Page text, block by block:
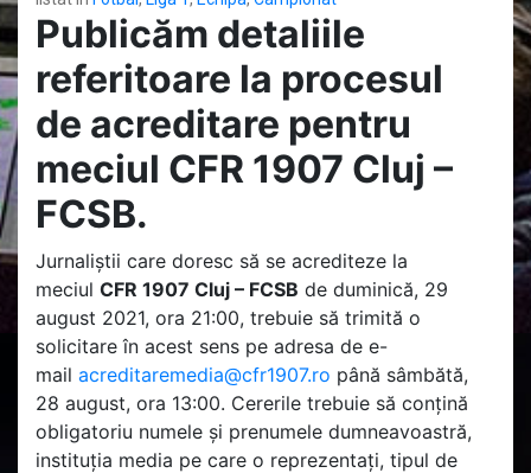
Publicăm detaliile
referitoare la procesul
de acreditare pentru
meciul CFR 1907 Cluj –
FCSB.
Jurnaliștii care doresc să se acrediteze la
meciul CFR 1907 Cluj – FCSB de duminică, 29
august 2021, ora 21:00, trebuie să trimită o
solicitare în acest sens pe adresa de e-
mail acreditaremedia@cfr1907.ro până sâmbătă,
28 august, ora 13:00. Cererile trebuie să conțină
obligatoriu numele și prenumele dumneavoastră,
instituția media pe care o reprezentați, tipul de